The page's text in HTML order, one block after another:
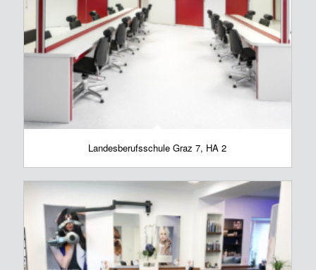
Landesberufsschule Graz 7, HA 2